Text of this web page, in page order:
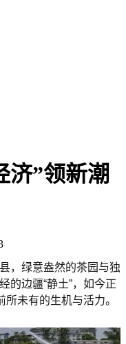
济”领新潮
，绿意盎然的茶园与独
的边疆“静土”，如今正
所未有的生机与活力。